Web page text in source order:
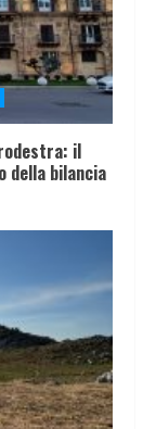
il
della bilancia